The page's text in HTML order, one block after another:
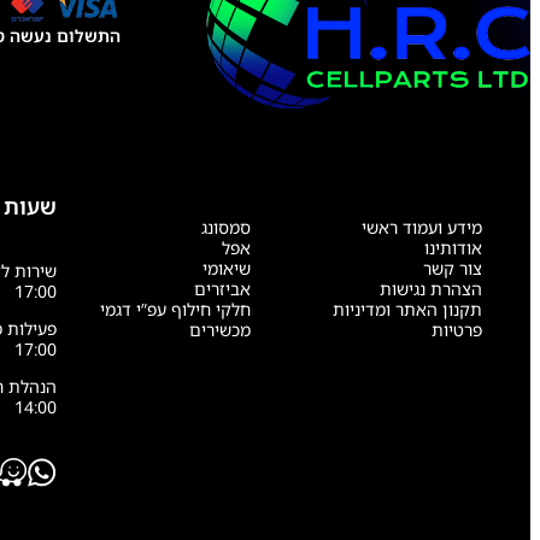
התשלום נעשה
מידע ועמוד ראשי
אודותינו
צור קשר
הצהרת נגישות
תקנון האתר ומדיניות
פרטיות
סמסונג
אפל
שיאומי
אביזרים
חלקי חילוף עפ”י דגמי
מכשירים
שעות
17:00
17:00
14:00